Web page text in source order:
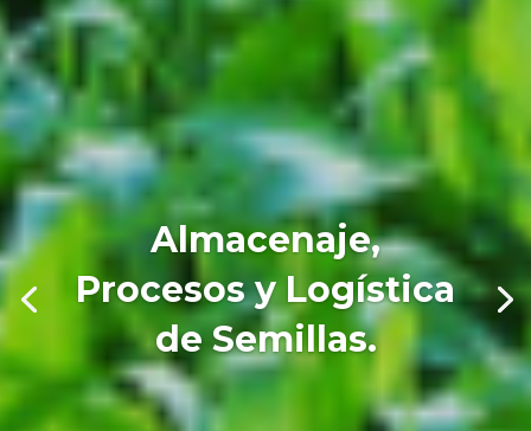
Almacenaje,
Procesos y Logística
de Semillas.